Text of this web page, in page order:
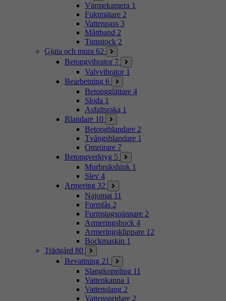
Värmekamera 1
Fuktmätare 2
Vattenpass 3
Måttband 2
Tumstock 2
Gjuta och mura 62
Betongvibrator 7
Valvvibrator 1
Bearbetning 6
Betongglättare 4
Sloda 1
Asfaltsraka 1
Blandare 10
Betongblandare 2
Tvångsblandare 1
Omrörare 7
Betongverktyg 5
Murbrukshink 1
Slev 4
Armering 32
Najomat 11
Formlås 2
Formstagspännare 2
Armeringsbock 4
Armeringsklippare 12
Bockmaskin 1
Trädgård 80
Bevattning 21
Slangkoppling 11
Vattenkanna 1
Vattenslang 2
Vattenspridare 2